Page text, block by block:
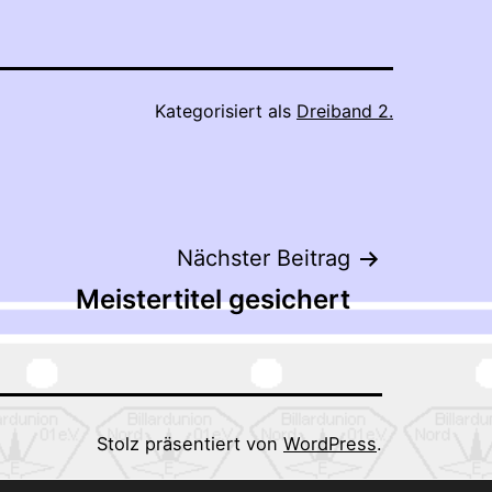
Kategorisiert als Dreiband 2.
Nächster Beitrag
Meistertitel gesichert
Stolz präsentiert von WordPress.